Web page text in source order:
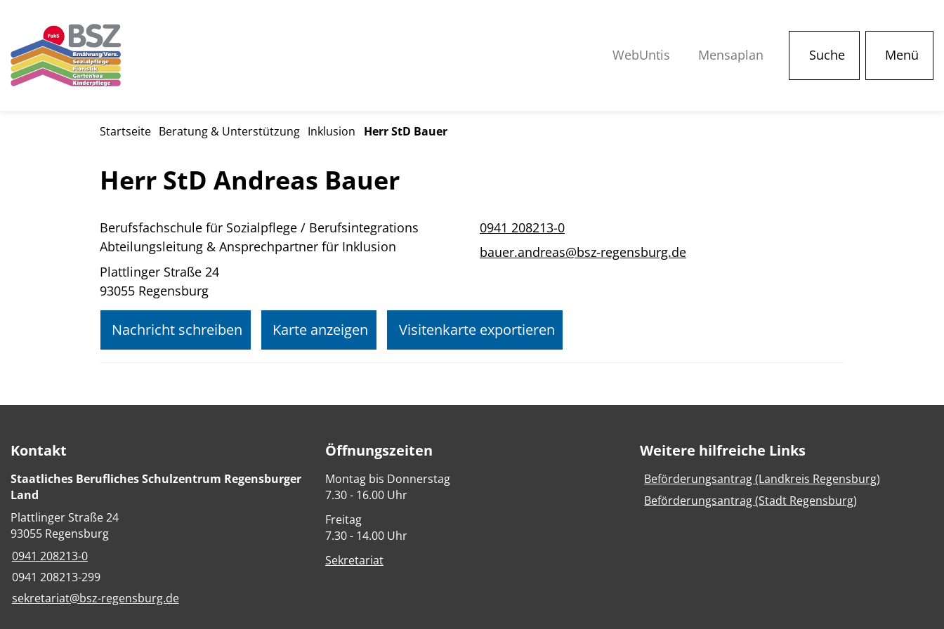
WebUntis Mensaplan Suche Menü
Startseite Beratung & Unterstützung Inklusion Herr StD Bauer
Herr StD Andreas Bauer
Berufsfachschule für Sozialpflege / Berufsintegrations
Abteilungsleitung & Ansprechpartner für Inklusion
Plattlinger Straße 24
93055 Regensburg
0941 208213-0
bauer.andreas@bsz-regensburg.de
Nachricht schreiben Karte anzeigen Visitenkarte exportieren
Kontakt
Staatliches Berufliches Schulzentrum Regensburger
Land
Plattlinger Straße 24
93055 Regensburg
0941 208213-0
0941 208213-299
sekretariat@bsz-regensburg.de
Öffnungszeiten
Montag bis Donnerstag
7.30 - 16.00 Uhr
Freitag
7.30 - 14.00 Uhr
Sekretariat
Weitere hilfreiche Links
Beförderungsantrag (Landkreis Regensburg)
Beförderungsantrag (Stadt Regensburg)